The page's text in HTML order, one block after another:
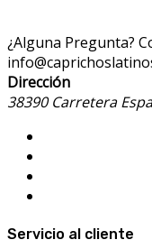
¿Alguna Pregunta?
Dirección
38390 Carretera
Servicio al cliente